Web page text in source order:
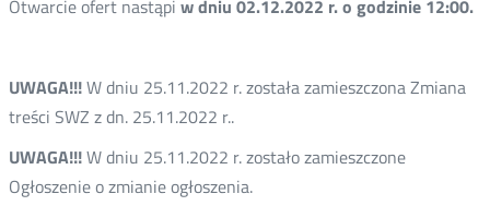
Otwarcie ofert nastąpi w dniu 02.12.2022 r. o godzinie 12:00.
UWAGA!!!W dniu 25.11.2022 r. została zamieszczona Zmiana
treści SWZ z dn. 25.11.2022 r..
UWAGA!!!W dniu 25.11.2022 r. zostało zamieszczone
Ogłoszenie o zmianie ogłoszenia.